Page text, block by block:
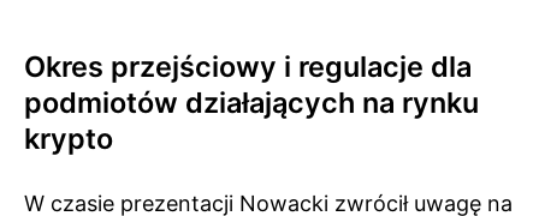
Okres przejściowy i regulacje dla
podmiotów działających na rynku
krypto
W czasie prezentacji Nowacki zwrócił uwagę na